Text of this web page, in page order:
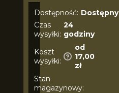
Dostępność: Dostępny
Czas
wysyłki:
24
godziny
Koszt
wysyłki:
od
17,00
zł
Stan
magazynowy: